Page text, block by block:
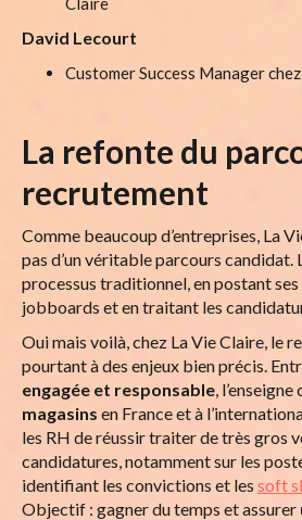
David Lecourt
Customer Success Manager
La refonte du
recrutement
Comme beaucoup d’entreprises, La
pas d’un véritable parcours candidat.
processus traditionnel, en postant ses
jobboards et en traitant les
Oui mais voilà, chez La Vie Claire, le
pourtant à des enjeux bien précis.
engagée et responsable,
magasins en France et à
les RH de réussir traiter de très gros
candidatures, notamment sur les
identifiant les convictions et les soft
Objectif : gagner du temps et assurer